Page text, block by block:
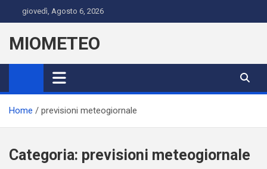
to
content
giovedì, Agosto 6, 2026
MIOMETEO
Home previsioni meteogiornale
Categoria: previsioni meteogiornale